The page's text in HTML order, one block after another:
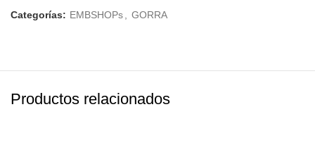
Categorías: EMBSHOPs GORRA
Productos relacionados